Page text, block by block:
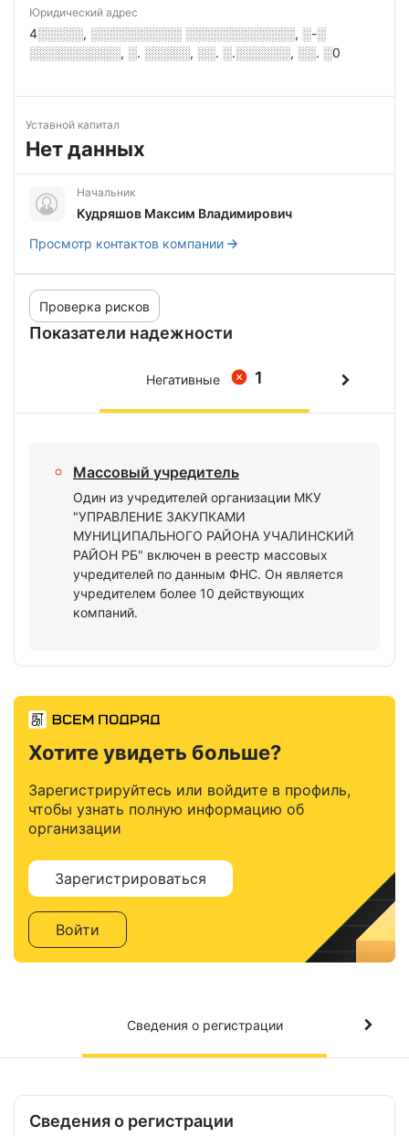
Юридический адрес
4░░░░░, ░░░░░░░░░░ ░░░░░░░░░░░░, ░-░
░░░░░░░░░░, ░. ░░░░░, ░░. ░.░░░░░░, ░░. ░0
Уставной капитал
Нет данных
Начальник
Кудряшов Максим Владимирович
Просмотр контактов компании
Показатели надежности
Проверка рисков
1
Негативные
Массовый учредитель
Один из учредителей организации МКУ
"УПРАВЛЕНИЕ ЗАКУПКАМИ
МУНИЦИПАЛЬНОГО РАЙОНА УЧАЛИНСКИЙ
РАЙОН РБ" включен в реестр массовых
учредителей по данным ФНС. Он является
учредителем более 10 действующих
компаний.
Хотите увидеть больше?
Зарегистрируйтесь или войдите в профиль,
чтобы узнать полную информацию об
организации
Зарегистрироваться
Войти
Сведения о регистрации
Сведения о регистрации